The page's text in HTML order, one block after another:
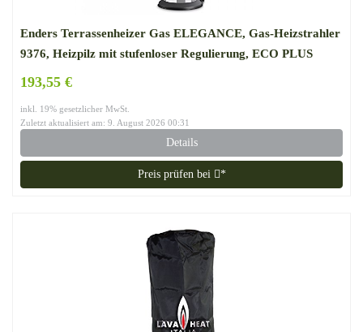
Enders Terrassenheizer Gas ELEGANCE, Gas-Heizstrahler
9376, Heizpilz mit stufenloser Regulierung, ECO PLUS
193,55 €
inkl. 19% gesetzlicher MwSt.
Zuletzt aktualisiert am: 9. August 2026 00:31
Details
Preis prüfen bei *